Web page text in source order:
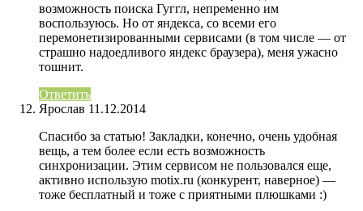
возможность поиска Гуггл, непременно им
воспользуюсь. Но от яндекса, со всеми его
перемонетизированными сервисами (в том числе — от
страшно надоедливого яндекс браузера), меня ужасно
тошнит.
Ответить
Ярослав 11.12.2014
Спасибо за статью! Закладки, конечно, очень удобная
вещь, а тем более если есть возможность
синхронизации. Этим сервисом не пользовался еще,
активно использую motix.ru (конкурент, наверное) —
тоже бесплатный и тоже с приятными плюшками :)